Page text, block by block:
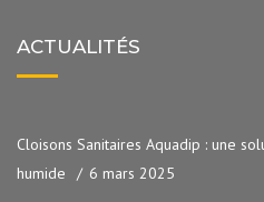
ACTUALITÉS
Cloisons Sanitaires Aquadip : une
humide
6 mars 2025